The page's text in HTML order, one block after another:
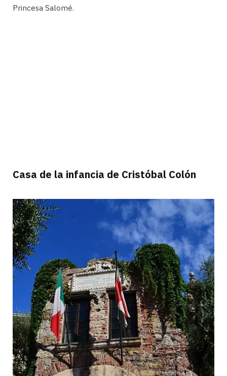
Princesa Salomé.
Casa de la infancia de Cristóbal Colón